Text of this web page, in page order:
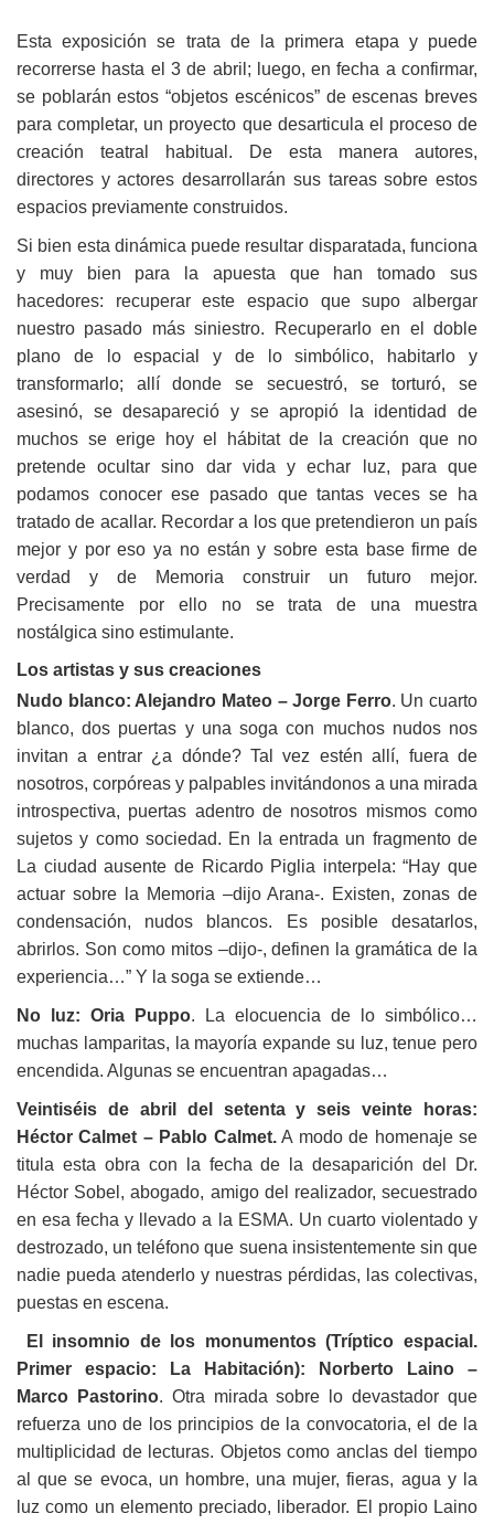
Esta exposición se trata de la primera etapa y puede
recorrerse hasta el 3 de abril; luego, en fecha a confirmar,
se poblarán estos “objetos escénicos” de escenas breves
para completar, un proyecto que desarticula el proceso de
creación teatral habitual. De esta manera autores,
directores y actores desarrollarán sus tareas sobre estos
espacios previamente construidos.
Si bien esta dinámica puede resultar disparatada, funciona
y muy bien para la apuesta que han tomado sus
hacedores: recuperar este espacio que supo albergar
nuestro pasado más siniestro. Recuperarlo en el doble
plano de lo espacial y de lo simbólico, habitarlo y
transformarlo; allí donde se secuestró, se torturó, se
asesinó, se desapareció y se apropió la identidad de
muchos se erige hoy el hábitat de la creación que no
pretende ocultar sino dar vida y echar luz, para que
podamos conocer ese pasado que tantas veces se ha
tratado de acallar. Recordar a los que pretendieron un país
mejor y por eso ya no están y sobre esta base firme de
verdad y de Memoria construir un futuro mejor.
Precisamente por ello no se trata de una muestra
nostálgica sino estimulante.
Los artistas y sus creaciones
Nudo blanco: Alejandro Mateo – Jorge Ferro. Un cuarto
blanco, dos puertas y una soga con muchos nudos nos
invitan a entrar ¿a dónde? Tal vez estén allí, fuera de
nosotros, corpóreas y palpables invitándonos a una mirada
introspectiva, puertas adentro de nosotros mismos como
sujetos y como sociedad. En la entrada un fragmento de
La ciudad ausente de Ricardo Piglia interpela: “Hay que
actuar sobre la Memoria –dijo Arana-. Existen, zonas de
condensación, nudos blancos. Es posible desatarlos,
abrirlos. Son como mitos –dijo-, definen la gramática de la
experiencia…” Y la soga se extiende…
No luz: Oria Puppo. La elocuencia de lo simbólico…
muchas lamparitas, la mayoría expande su luz, tenue pero
encendida. Algunas se encuentran apagadas…
Veintiséis de abril del setenta y seis veinte horas:
Héctor Calmet – Pablo Calmet.A modo de homenaje se
titula esta obra con la fecha de la desaparición del Dr.
Héctor Sobel, abogado, amigo del realizador, secuestrado
en esa fecha y llevado a la ESMA. Un cuarto violentado y
destrozado, un teléfono que suena insistentemente sin que
nadie pueda atenderlo y nuestras pérdidas, las colectivas,
puestas en escena.
El insomnio de los monumentos (Tríptico espacial.
Primer espacio: La Habitación): Norberto Laino –
Marco Pastorino. Otra mirada sobre lo devastador que
refuerza uno de los principios de la convocatoria, el de la
multiplicidad de lecturas. Objetos como anclas del tiempo
al que se evoca, un hombre, una mujer, fieras, agua y la
luz como un elemento preciado, liberador. El propio Laino